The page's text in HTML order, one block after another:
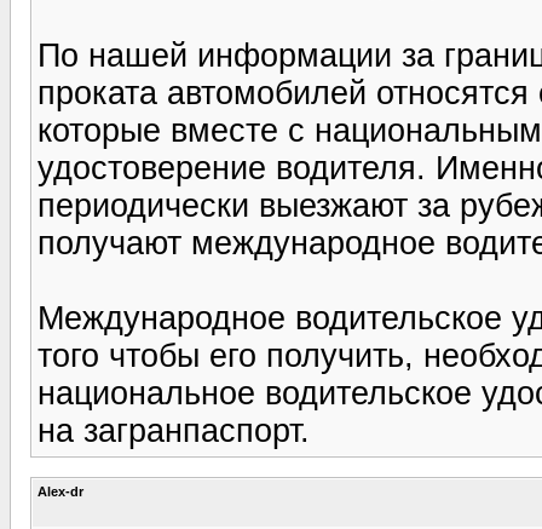
По нашей информации за
проката автомобилей
которые вместе с
удостоверение водителя.
периодически выезжают за
получают международное
Международное водительское
того чтобы его получить,
национальное водительское
на загранпаспорт.
Alex-dr